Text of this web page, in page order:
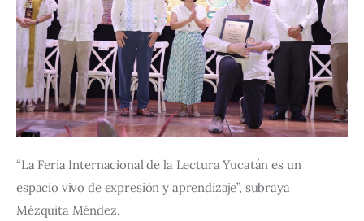
“La Feria Internacional de la Lectura Yucatán es un
espacio vivo de expresión y aprendizaje”, subraya
Mézquita Méndez.